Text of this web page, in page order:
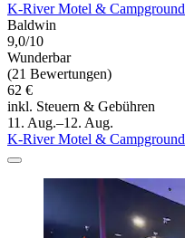
K-River Motel & Campground
Baldwin
9,0/10
Wunderbar
(21 Bewertungen)
62 €
inkl. Steuern & Gebühren
11. Aug.–12. Aug.
K-River Motel & Campground